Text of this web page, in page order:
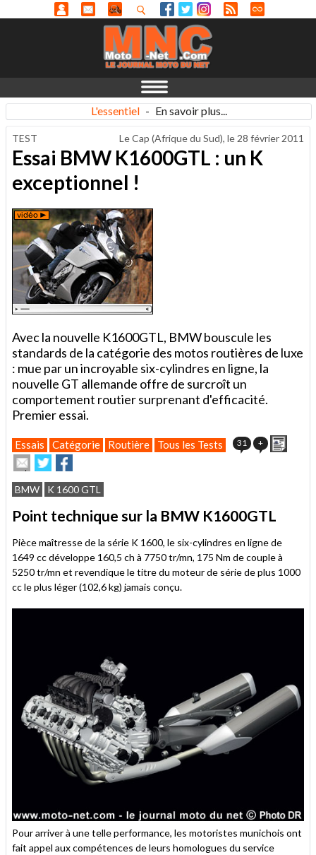
L'essentiel - En savoir plus...
TEST Le Cap (Afrique du Sud), le 28 février 2011
Essai BMW K1600GTL : un K
exceptionnel !
Avec la nouvelle K1600GTL, BMW bouscule les
standards de la catégorie des motos routières de luxe
: mue par un incroyable six-cylindres en ligne, la
nouvelle GT allemande offre de surcroît un
comportement routier surprenant d'efficacité.
Premier essai.
Essais Catégorie Routière Tous les Tests 31 +
Envoyer
cet
article
à
un
ami
Partager
sur
Twitter
sur
Facebook
BMW K 1600 GTL
Point technique sur la BMW K1600GTL
Pièce maîtresse de la série K 1600, le six-cylindres en ligne de
1649 cc développe 160,5 ch à 7750 tr/mn, 175 Nm de couple à
5250 tr/mn et revendique le titre du moteur de série de plus 1000
cc le plus léger (102,6 kg) jamais conçu.
Pour arriver à une telle performance, les motoristes munichois ont
fait appel aux compétences de leurs homologues du service